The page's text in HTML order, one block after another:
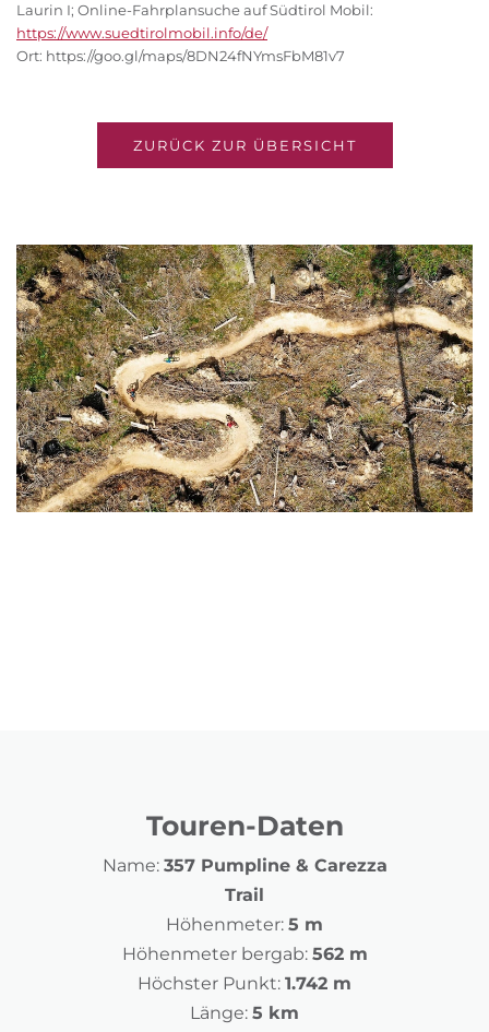
Laurin I; Online-Fahrplansuche auf Südtirol Mobil:
https://www.suedtirolmobil.info/de/
Ort: https://goo.gl/maps/8DN24fNYmsFbM81v7
ZURÜCK ZUR ÜBERSICHT
Touren-Daten
Name: 357 Pumpline & Carezza
Trail
Höhenmeter: 5 m
Höhenmeter bergab: 562 m
Höchster Punkt: 1.742 m
Länge: 5 km